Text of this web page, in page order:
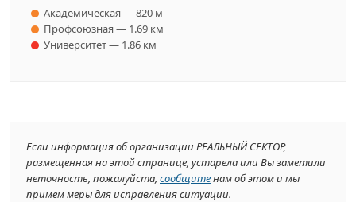
Академическая — 820 м
Профсоюзная — 1.69 км
Университет — 1.86 км
Если информация об организации РЕАЛЬНЫЙ СЕКТОР,
размещенная на этой странице, устарела или Вы заметили
неточность, пожалуйста, сообщитенам об этом и мы
примем меры для исправления ситуации.